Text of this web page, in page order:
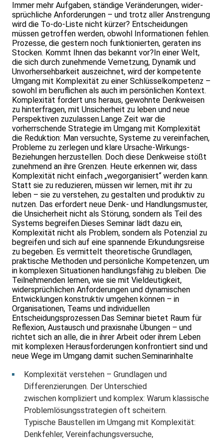
Immer mehr Aufgaben, ständige Veränderungen, wider-
sprüchliche Anforderungen – und trotz aller Anstrengung
wird die To-do-Liste nicht kürzer? Entscheidungen
müssen getroffen werden, obwohl Informationen fehlen.
Prozesse, die gestern noch funktionierten, geraten ins
Stocken. Kommt Ihnen das bekannt vor?In einer Welt,
die sich durch zunehmende Vernetzung, Dynamik und
Unvorhersehbarkeit auszeichnet, wird der kompetente
Umgang mit Komplexität zu einer Schlüsselkompetenz –
sowohl im beruflichen als auch im persönlichen Kontext.
Komplexität fordert uns heraus, gewohnte Denkweisen
zu hinterfragen, mit Unsicherheit zu leben und neue
Perspektiven zuzulassen.Lange Zeit war die
vorherrschende Strategie im Umgang mit Komplexität
die Reduktion: Man versuchte, Systeme zu vereinfachen,
Probleme zu zerlegen und klare Ursache-Wirkungs-
Beziehungen herzustellen. Doch diese Denkweise stößt
zunehmend an ihre Grenzen. Heute erkennen wir, dass
Komplexität nicht einfach „wegorganisiert“ werden kann.
Statt sie zu reduzieren, müssen wir lernen, mit ihr zu
leben – sie zu verstehen, zu gestalten und produktiv zu
nutzen. Das erfordert neue Denk- und Handlungsmuster,
die Unsicherheit nicht als Störung, sondern als Teil des
Systems begreifen.Dieses Seminar lädt dazu ein,
Komplexität nicht als Problem, sondern als Potenzial zu
begreifen und sich auf eine spannende Erkundungsreise
zu begeben. Es vermittelt theoretische Grundlagen,
praktische Methoden und persönliche Kompetenzen, um
in komplexen Situationen handlungsfähig zu bleiben. Die
Teilnehmenden lernen, wie sie mit Vieldeutigkeit,
widersprüchlichen Anforderungen und dynamischen
Entwicklungen konstruktiv umgehen können – in
Organisationen, Teams und individuellen
Entscheidungsprozessen.Das Seminar bietet Raum für
Reflexion, Austausch und praxisnahe Übungen – und
richtet sich an alle, die in ihrer Arbeit oder ihrem Leben
mit komplexen Herausforderungen konfrontiert sind und
neue Wege im Umgang damit suchen.Seminarinhalte
Komplexität verstehen – Grundlagen und
Differenzierungen. Der Unterschied
zwischen kompliziert und komplex: Warum klassische
Problemlösungsstrategien oft scheitern.
Typische Baustellen im Umgang mit Komplexität:
Denkfehler, Vereinfachungsversuche,